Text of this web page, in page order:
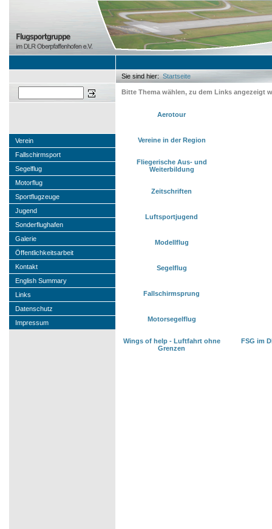
Verein
Fallschirmsport
Segelflug
Motorflug
Sportflugzeuge
Jugend
Sonderflughafen
Galerie
Öffentlichkeitsarbeit
Kontakt
English Summary
Links
Datenschutz
Impressum
Sie sind hier:
Sie sind hier
Startseite
Bitte Thema wählen, zu dem Links angezeigt
Aerotour
Vereine in der Region
Fliegerische Aus- und
Weiterbildung
Zeitschriften
Luftsportjugend
Modellflug
Segelflug
Fallschirmsprung
Motorsegelflug
Wings of help - Luftfahrt ohne
Grenzen
FSG im